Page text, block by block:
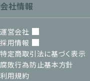
会社情報
運営会社
採用情報
特定商取引法に基づく表示
腐敗行為防止基本方針
利用規約